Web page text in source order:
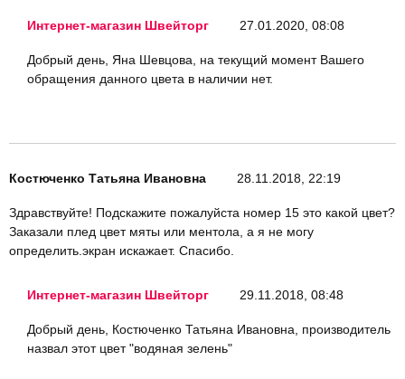
Интернет-магазин Швейторг 27.01.2020, 08:08
Добрый день, Яна Шевцова, на текущий момент Вашего
обращения данного цвета в наличии нет.
Костюченко Татьяна Ивановна 28.11.2018, 22:19
Здравствуйте! Подскажите пожалуйста номер 15 это какой цвет?
Заказали плед цвет мяты или ментола, а я не могу
определить.экран искажает. Спасибо.
Интернет-магазин Швейторг 29.11.2018, 08:48
Добрый день, Костюченко Татьяна Ивановна, производитель
назвал этот цвет "водяная зелень"